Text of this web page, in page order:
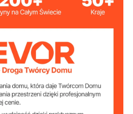
440 x 285 mm
9 cali / 230 mm
60 kg / 132 funty